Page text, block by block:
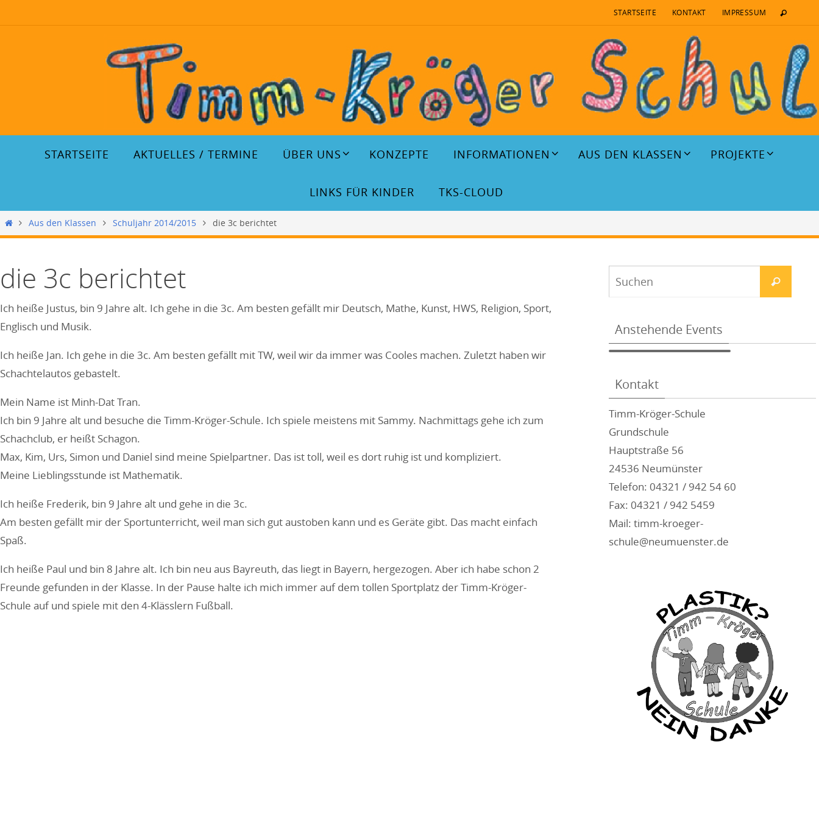
STARTSEITE KONTAKT IMPRESSUM
STARTSEITE AKTUELLES / TERMINE ÜBER UNS KONZEPTE INFORMATIONEN AUS DEN KLASSEN PROJEKTE
LINKS FÜR KINDER TKS-CLOUD
Aus den Klassen Schuljahr 2014/2015 die 3c berichtet
die 3c berichtet
Ich heiße Justus, bin 9 Jahre alt. Ich gehe in die 3c. Am besten gefällt mir Deutsch, Mathe, Kunst, HWS, Religion, Sport,
Englisch und Musik.
Ich heiße Jan. Ich gehe in die 3c. Am besten gefällt mit TW, weil wir da immer was Cooles machen. Zuletzt haben wir
Schachtelautos gebastelt.
Mein Name ist Minh-Dat Tran.
Ich bin 9 Jahre alt und besuche die Timm-Kröger-Schule. Ich spiele meistens mit Sammy. Nachmittags gehe ich zum
Schachclub, er heißt Schagon.
Max, Kim, Urs, Simon und Daniel sind meine Spielpartner. Das ist toll, weil es dort ruhig ist und kompliziert.
Meine Lieblingsstunde ist Mathematik.
Ich heiße Frederik, bin 9 Jahre alt und gehe in die 3c.
Am besten gefällt mir der Sportunterricht, weil man sich gut austoben kann und es Geräte gibt. Das macht einfach
Spaß.
Ich heiße Paul und bin 8 Jahre alt. Ich bin neu aus Bayreuth, das liegt in Bayern, hergezogen. Aber ich habe schon 2
Freunde gefunden in der Klasse. In der Pause halte ich mich immer auf dem tollen Sportplatz der Timm-Kröger-
Schule auf und spiele mit den 4-Klässlern Fußball.
Anstehende Events
Kontakt
Timm-Kröger-Schule
Grundschule
Hauptstraße 56
24536 Neumünster
Telefon: 04321 / 942 54 60
Fax: 04321 / 942 5459
Mail: timm-kroeger-
schule@neumuenster.de